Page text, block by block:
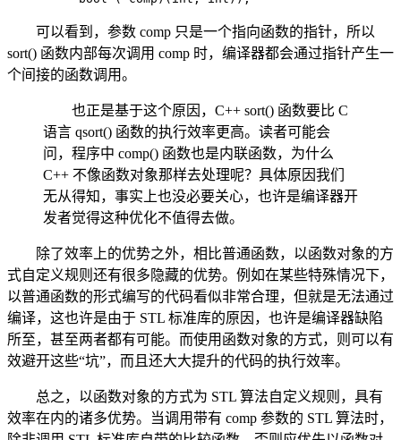
可以看到，参数 comp 只是一个指向函数的指针，所以
sort() 函数内部每次调用 comp 时，编译器都会通过指针产生一
个间接的函数调用。
也正是基于这个原因，C++ sort() 函数要比 C
语言 qsort() 函数的执行效率更高。 读者可能会
问，程序中 comp() 函数也是内联函数，为什么
C++ 不像函数对象那样去处理呢？具体原因我们
无从得知，事实上也没必要关心，也许是编译器开
发者觉得这种优化不值得去做。
除了效率上的优势之外，相比普通函数，以函数对象的方
式自定义规则还有很多隐藏的优势。例如在某些特殊情况下，
以普通函数的形式编写的代码看似非常合理，但就是无法通过
编译，这也许是由于 STL 标准库的原因，也许是编译器缺陷
所至，甚至两者都有可能。而使用函数对象的方式，则可以有
效避开这些“坑”，而且还大大提升的代码的执行效率。
总之，以函数对象的方式为 STL 算法自定义规则，具有
效率在内的诸多优势。当调用带有 comp 参数的 STL 算法时，